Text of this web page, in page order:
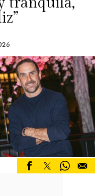
lugar tan
ha logrado
a ustedes"